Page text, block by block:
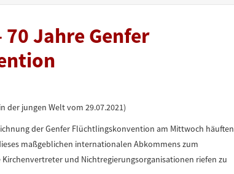
70 Jahre Genfer
der jungen Welt vom 29.07.2021)
der Genfer Flüchtlingskonvention am Mittwoch häuften
maßgeblichen internationalen Abkommens zum
und Nichtregierungsorganisationen riefen zu